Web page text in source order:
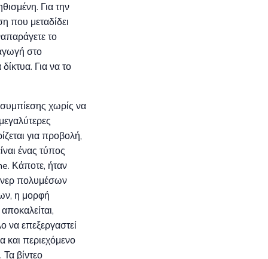
Για την
που μεταδίδει
το
στο
Για να το
χωρίς να
για προβολή,
ένας τύπος
Κάποτε, ήταν
πολυμέσων
η μορφή
να επεξεργαστεί
και περιεχόμενο
βίντεο